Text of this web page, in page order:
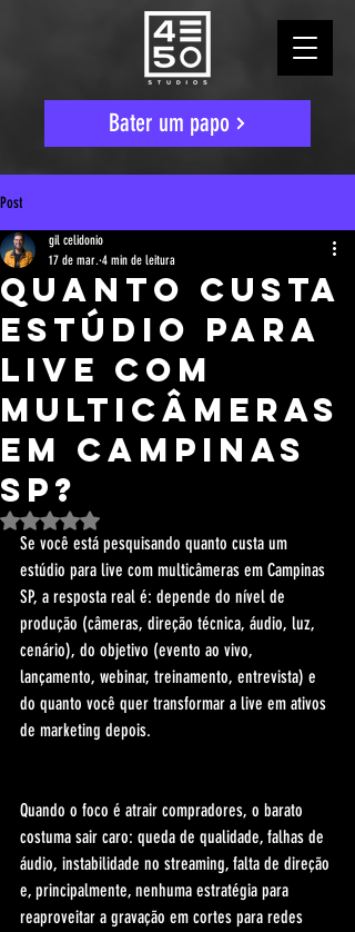
Bater um papo
Post
Quanto Custa
Estúdio Para
Live Com
Multicâmeras
Em Campinas
SP?
gil celidonio
17 de mar. 4 min de leitura
Avaliado com NaN de 5 estrelas.
Se você está pesquisando quanto custa um
estúdio para live com multicâmeras em Campinas
SP, a resposta real é: depende do nível de
produção (câmeras, direção técnica, áudio, luz,
cenário), do objetivo (evento ao vivo,
lançamento, webinar, treinamento, entrevista) e
do quanto você quer transformar a live em ativos
de marketing depois.
Quando o foco é atrair compradores, o barato
costuma sair caro: queda de qualidade, falhas de
áudio, instabilidade no streaming, falta de direção
e, principalmente, nenhuma estratégia para
reaproveitar a gravação em cortes para redes